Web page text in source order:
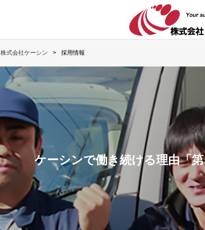
株式会社ケーシン 採用情報
ケーシンで働き続ける理由「